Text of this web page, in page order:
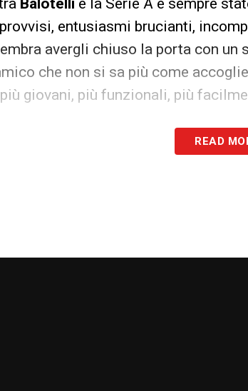
entusiasmi brucianti,
avergli chiuso la porta con un
che non si sa più come
giovani, più funzionali, più
continua ad allenarsi da solo,
un ragazzo che aspetta la
il momento, e non permettere
fine sulla sua storia. Il Mondiale
READ